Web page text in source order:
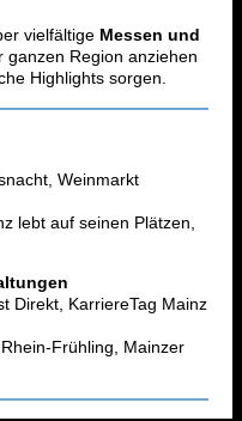
vielfältige Messen und
ganzen Region anziehen
Highlights sorgen.
Weinmarkt
lebt auf seinen Plätzen,
Direkt, KarriereTag Mainz
Frühling, Mainzer